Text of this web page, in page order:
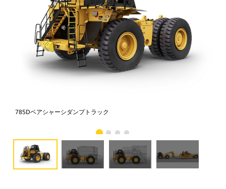
785Dベアシャーシダンプトラック